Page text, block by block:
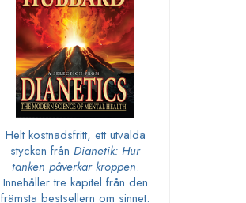
Helt kostnadsfritt, ett utvalda
stycken från Dianetik: Hur
tanken påverkar kroppen.
Innehåller tre kapitel från den
främsta bestsellern om sinnet.